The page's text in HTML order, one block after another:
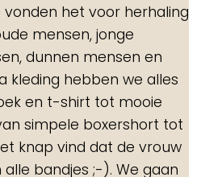
vonden het voor herhaling
mensen, jonge
dunnen mensen en
kleding hebben we alles
en t-shirt tot mooie
simpele boxershort tot
knap vind dat de vrouw
bandjes ;-). We gaan